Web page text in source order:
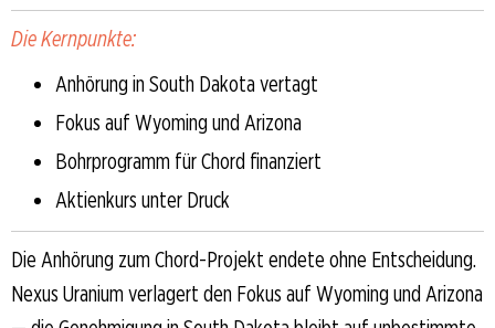
Die Kernpunkte:
Anhörung in South Dakota vertagt
Fokus auf Wyoming und Arizona
Bohrprogramm für Chord finanziert
Aktienkurs unter Druck
Die Anhörung zum Chord-Projekt endete ohne Entscheidung.
Nexus Uranium verlagert den Fokus auf Wyoming und Arizona